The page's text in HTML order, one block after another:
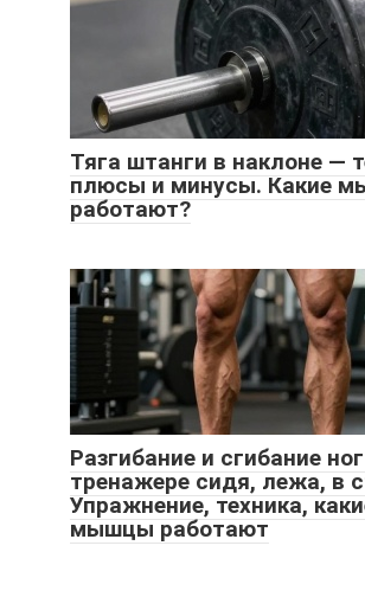
Тяга штанги в наклоне —
плюсы и минусы. Какие
работают?
Разгибание и сгибание
тренажере сидя, лежа, в
Упражнение, техника,
мышцы работают